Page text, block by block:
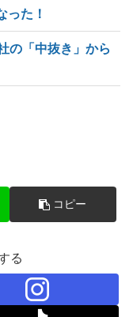
った！
の「中抜き」から
コピー
る